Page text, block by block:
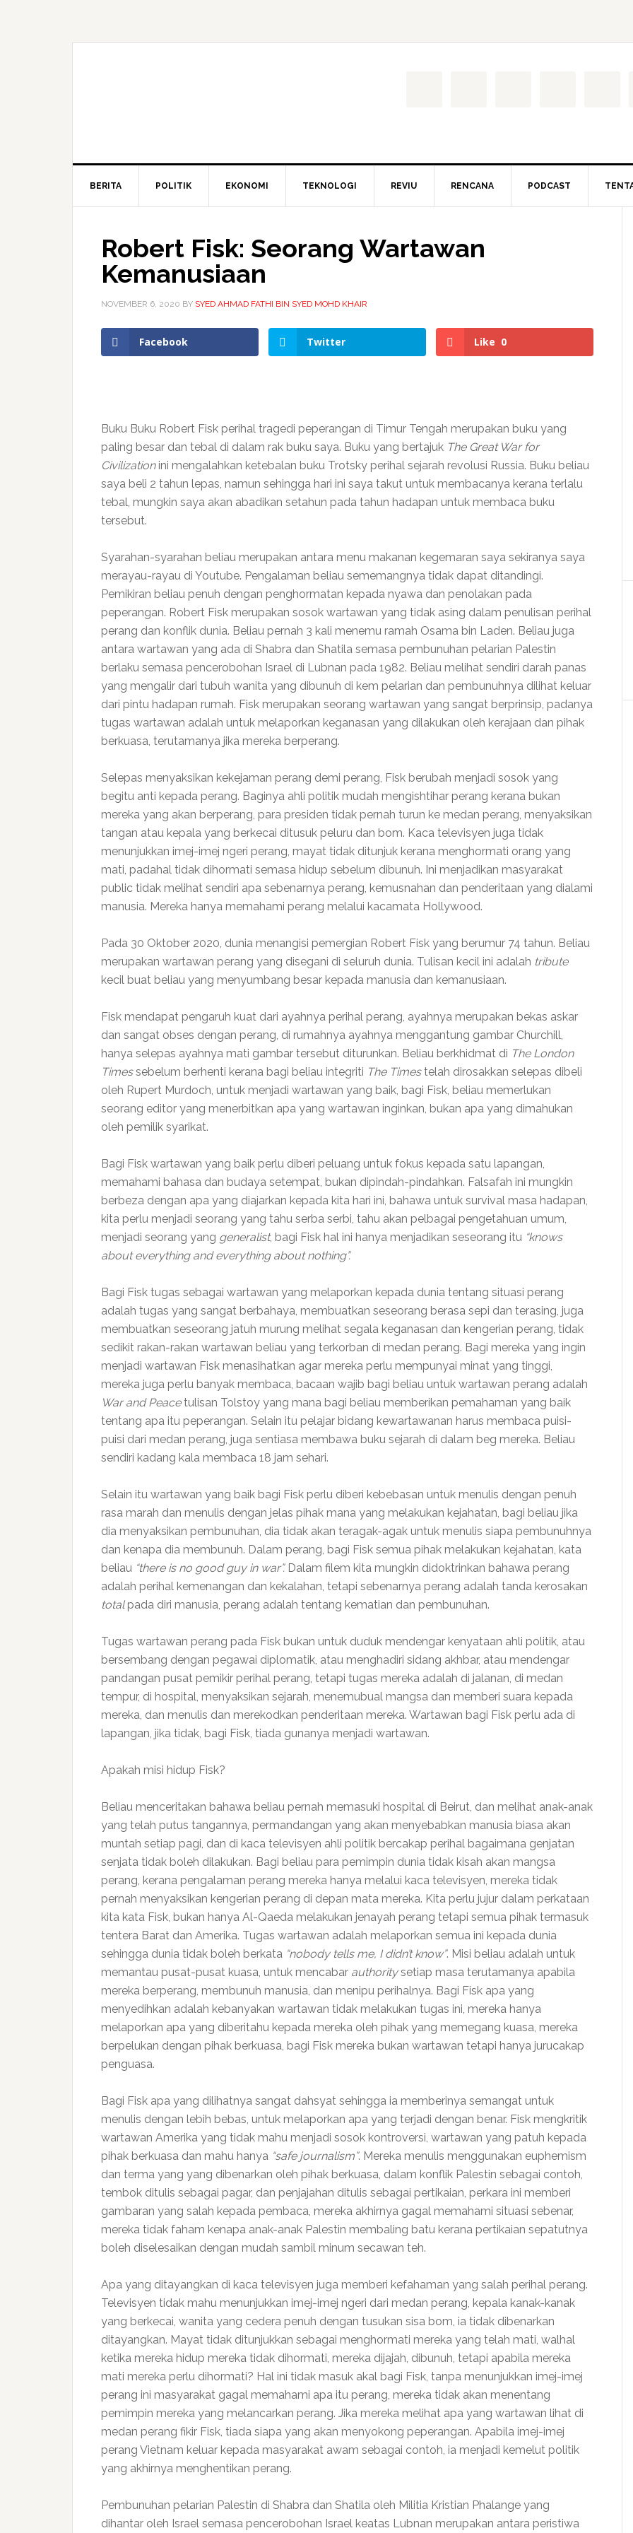
BERITA POLITIK EKONOMI TEKNOLOGI REVIU RENCANA PODCAST
Robert Fisk: Seorang Wartawan
Kemanusiaan
NOVEMBER 6, 2020 BY SYED AHMAD FATHI BIN SYED MOHD KHAIR
Facebook Twitter Like 0
Buku Buku Robert Fisk perihal tragedi peperangan di Timur Tengah merupakan buku yang
paling besar dan tebal di dalam rak buku saya. Buku yang bertajuk The Great War for
Civilizationini mengalahkan ketebalan buku Trotsky perihal sejarah revolusi Russia. Buku beliau
saya beli 2 tahun lepas, namun sehingga hari ini saya takut untuk membacanya kerana terlalu
tebal, mungkin saya akan abadikan setahun pada tahun hadapan untuk membaca buku
tersebut.
Syarahan-syarahan beliau merupakan antara menu makanan kegemaran saya sekiranya saya
merayau-rayau di Youtube. Pengalaman beliau sememangnya tidak dapat ditandingi.
Pemikiran beliau penuh dengan penghormatan kepada nyawa dan penolakan pada
peperangan. Robert Fisk merupakan sosok wartawan yang tidak asing dalam penulisan perihal
perang dan konflik dunia. Beliau pernah 3 kali menemu ramah Osama bin Laden. Beliau juga
antara wartawan yang ada di Shabra dan Shatila semasa pembunuhan pelarian Palestin
berlaku semasa pencerobohan Israel di Lubnan pada 1982. Beliau melihat sendiri darah panas
yang mengalir dari tubuh wanita yang dibunuh di kem pelarian dan pembunuhnya dilihat keluar
dari pintu hadapan rumah. Fisk merupakan seorang wartawan yang sangat berprinsip, padanya
tugas wartawan adalah untuk melaporkan keganasan yang dilakukan oleh kerajaan dan pihak
berkuasa, terutamanya jika mereka berperang.
Selepas menyaksikan kekejaman perang demi perang, Fisk berubah menjadi sosok yang
begitu anti kepada perang. Baginya ahli politik mudah mengishtihar perang kerana bukan
mereka yang akan berperang, para presiden tidak pernah turun ke medan perang, menyaksikan
tangan atau kepala yang berkecai ditusuk peluru dan bom. Kaca televisyen juga tidak
menunjukkan imej-imej ngeri perang, mayat tidak ditunjuk kerana menghormati orang yang
mati, padahal tidak dihormati semasa hidup sebelum dibunuh. Ini menjadikan masyarakat
public tidak melihat sendiri apa sebenarnya perang, kemusnahan dan penderitaan yang dialami
manusia. Mereka hanya memahami perang melalui kacamata Hollywood.
Pada 30 Oktober 2020, dunia menangisi pemergian Robert Fisk yang berumur 74 tahun. Beliau
merupakan wartawan perang yang disegani di seluruh dunia. Tulisan kecil ini adalah tribute
kecil buat beliau yang menyumbang besar kepada manusia dan kemanusiaan.
Fisk mendapat pengaruh kuat dari ayahnya perihal perang, ayahnya merupakan bekas askar
dan sangat obses dengan perang, di rumahnya ayahnya menggantung gambar Churchill,
hanya selepas ayahnya mati gambar tersebut diturunkan. Beliau berkhidmat di The London
Timessebelum berhenti kerana bagi beliau integriti The Timestelah dirosakkan selepas dibeli
oleh Rupert Murdoch, untuk menjadi wartawan yang baik, bagi Fisk, beliau memerlukan
seorang editor yang menerbitkan apa yang wartawan inginkan, bukan apa yang dimahukan
oleh pemilik syarikat.
Bagi Fisk wartawan yang baik perlu diberi peluang untuk fokus kepada satu lapangan,
memahami bahasa dan budaya setempat, bukan dipindah-pindahkan. Falsafah ini mungkin
berbeza dengan apa yang diajarkan kepada kita hari ini, bahawa untuk survival masa hadapan,
kita perlu menjadi seorang yang tahu serba serbi, tahu akan pelbagai pengetahuan umum,
menjadi seorang yang generalist, bagi Fisk hal ini hanya menjadikan seseorang itu “knows
about everything and everything about nothing”.
Bagi Fisk tugas sebagai wartawan yang melaporkan kepada dunia tentang situasi perang
adalah tugas yang sangat berbahaya, membuatkan seseorang berasa sepi dan terasing, juga
membuatkan seseorang jatuh murung melihat segala keganasan dan kengerian perang, tidak
sedikit rakan-rakan wartawan beliau yang terkorban di medan perang. Bagi mereka yang ingin
menjadi wartawan Fisk menasihatkan agar mereka perlu mempunyai minat yang tinggi,
mereka juga perlu banyak membaca, bacaan wajib bagi beliau untuk wartawan perang adalah
War and Peacetulisan Tolstoy yang mana bagi beliau memberikan pemahaman yang baik
tentang apa itu peperangan. Selain itu pelajar bidang kewartawanan harus membaca puisi-
puisi dari medan perang, juga sentiasa membawa buku sejarah di dalam beg mereka. Beliau
sendiri kadang kala membaca 18 jam sehari.
Selain itu wartawan yang baik bagi Fisk perlu diberi kebebasan untuk menulis dengan penuh
rasa marah dan menulis dengan jelas pihak mana yang melakukan kejahatan, bagi beliau jika
dia menyaksikan pembunuhan, dia tidak akan teragak-agak untuk menulis siapa pembunuhnya
dan kenapa dia membunuh. Dalam perang, bagi Fisk semua pihak melakukan kejahatan, kata
beliau “there is no good guy in war”.Dalam filem kita mungkin didoktrinkan bahawa perang
adalah perihal kemenangan dan kekalahan, tetapi sebenarnya perang adalah tanda kerosakan
total pada diri manusia, perang adalah tentang kematian dan pembunuhan.
Tugas wartawan perang pada Fisk bukan untuk duduk mendengar kenyataan ahli politik, atau
bersembang dengan pegawai diplomatik, atau menghadiri sidang akhbar, atau mendengar
pandangan pusat pemikir perihal perang, tetapi tugas mereka adalah di jalanan, di medan
tempur, di hospital, menyaksikan sejarah, menemubual mangsa dan memberi suara kepada
mereka, dan menulis dan merekodkan penderitaan mereka. Wartawan bagi Fisk perlu ada di
lapangan, jika tidak, bagi Fisk, tiada gunanya menjadi wartawan.
Apakah misi hidup Fisk?
Beliau menceritakan bahawa beliau pernah memasuki hospital di Beirut, dan melihat anak-anak
yang telah putus tangannya, permandangan yang akan menyebabkan manusia biasa akan
muntah setiap pagi, dan di kaca televisyen ahli politik bercakap perihal bagaimana genjatan
senjata tidak boleh dilakukan. Bagi beliau para pemimpin dunia tidak kisah akan mangsa
perang, kerana pengalaman perang mereka hanya melalui kaca televisyen, mereka tidak
pernah menyaksikan kengerian perang di depan mata mereka. Kita perlu jujur dalam perkataan
kita kata Fisk, bukan hanya Al-Qaeda melakukan jenayah perang tetapi semua pihak termasuk
tentera Barat dan Amerika. Tugas wartawan adalah melaporkan semua ini kepada dunia
sehingga dunia tidak boleh berkata “nobody tells me, I didn’t know”. Misi beliau adalah untuk
memantau pusat-pusat kuasa, untuk mencabar authoritysetiap masa terutamanya apabila
mereka berperang, membunuh manusia, dan menipu perihalnya. Bagi Fisk apa yang
menyedihkan adalah kebanyakan wartawan tidak melakukan tugas ini, mereka hanya
melaporkan apa yang diberitahu kepada mereka oleh pihak yang memegang kuasa, mereka
berpelukan dengan pihak berkuasa, bagi Fisk mereka bukan wartawan tetapi hanya jurucakap
penguasa.
Bagi Fisk apa yang dilihatnya sangat dahsyat sehingga ia memberinya semangat untuk
menulis dengan lebih bebas, untuk melaporkan apa yang terjadi dengan benar. Fisk mengkritik
wartawan Amerika yang tidak mahu menjadi sosok kontroversi, wartawan yang patuh kepada
pihak berkuasa dan mahu hanya “safe journalism”. Mereka menulis menggunakan euphemism
dan terma yang yang dibenarkan oleh pihak berkuasa, dalam konflik Palestin sebagai contoh,
tembok ditulis sebagai pagar, dan penjajahan ditulis sebagai pertikaian, perkara ini memberi
gambaran yang salah kepada pembaca, mereka akhirnya gagal memahami situasi sebenar,
mereka tidak faham kenapa anak-anak Palestin membaling batu kerana pertikaian sepatutnya
boleh diselesaikan dengan mudah sambil minum secawan teh.
Apa yang ditayangkan di kaca televisyen juga memberi kefahaman yang salah perihal perang.
Televisyen tidak mahu menunjukkan imej-imej ngeri dari medan perang, kepala kanak-kanak
yang berkecai, wanita yang cedera penuh dengan tusukan sisa bom, ia tidak dibenarkan
ditayangkan. Mayat tidak ditunjukkan sebagai menghormati mereka yang telah mati, walhal
ketika mereka hidup mereka tidak dihormati, mereka dijajah, dibunuh, tetapi apabila mereka
mati mereka perlu dihormati? Hal ini tidak masuk akal bagi Fisk, tanpa menunjukkan imej-imej
perang ini masyarakat gagal memahami apa itu perang, mereka tidak akan menentang
pemimpin mereka yang melancarkan perang. Jika mereka melihat apa yang wartawan lihat di
medan perang fikir Fisk, tiada siapa yang akan menyokong peperangan. Apabila imej-imej
perang Vietnam keluar kepada masyarakat awam sebagai contoh, ia menjadi kemelut politik
yang akhirnya menghentikan perang.
Pembunuhan pelarian Palestin di Shabra dan Shatila oleh Militia Kristian Phalange yang
dihantar oleh Israel semasa pencerobohan Israel keatas Lubnan merupakan antara peristiwa